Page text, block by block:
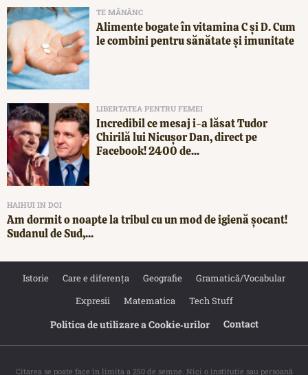
TE MĂNÂNC
Alimente bogate în vitamina C și D. Cum
le combini pentru sănătate și imunitate
LIBERTATEA PENTRU FEMEI
Incredibil ce mesaj i-a lăsat Tudor
Chirilă lui Nicușor Dan, direct pe
Facebook! 2400 de...
HAIHUI IN DOI
Am dormit o noapte la tribul cu un mod de igienă șocant!
Sudanul de Sud,...
Istorie Care e diferența Geografie
Gramatică/Vocabular
Expresii
Matematica Tech Stuff
Politica de utilizare a Cookie‐urilor Contact
Citarea se poate face în limita a 250 de semne. Nici o instituţie sau persoană